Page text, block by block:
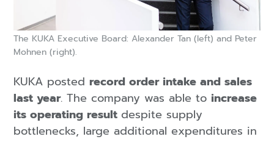
KUKA postedrecord order intake and sales
last year. The company was able to increase
its operating resultdespite supply
bottlenecks, large additional expenditures in
The KUKA Executive Board: Alexander Tan (left) and Peter
Mohnen (right).